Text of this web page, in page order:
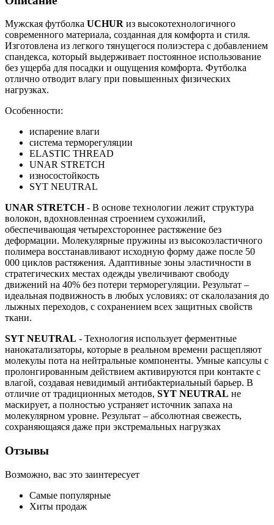
Мужская футболка UCHUR из высокотехнологичного
современного материала, созданная для комфорта и стиля.
Изготовлена из легкого тянущегося полиэстера с добавлением
спандекса, который выдерживает постоянное использование
без ущерба для посадки и ощущения комфорта. Футболка
отлично отводит влагу при повышенных физических
нагрузках.
Особенности:
испарение влаги
система терморегуляции
ELASTIC THREAD
UNAR STRETCH
износостойкость
SYT NEUTRAL
UNAR STRETCH- В основе технологии лежит структура
волокон, вдохновленная строением сухожилий,
обеспечивающая четырехстороннее растяжение без
деформации. Молекулярные пружины из высокоэластичного
полимера восстанавливают исходную форму даже после 50
000 циклов растяжения. Адаптивные зоны эластичности в
стратегических местах одежды увеличивают свободу
движений на 40% без потери терморегуляции. Результат –
идеальная подвижность в любых условиях: от скалолазания до
лыжных переходов, с сохранением всех защитных свойств
ткани.
SYT NEUTRAL - Технология использует ферментные
нанокатализаторы, которые в реальном времени расщепляют
молекулы пота на нейтральные компоненты. Умные капсулы с
пролонгированным действием активируются при контакте с
влагой, создавая невидимый антибактериальный барьер. В
отличие от традиционных методов, SYT NEUTRAL не
маскирует, а полностью устраняет источник запаха на
молекулярном уровне. Результат – абсолютная свежесть,
сохраняющаяся даже при экстремальных нагрузках
Отзывы
Возможно, вас это заинтересует
Самые популярные
Хиты продаж